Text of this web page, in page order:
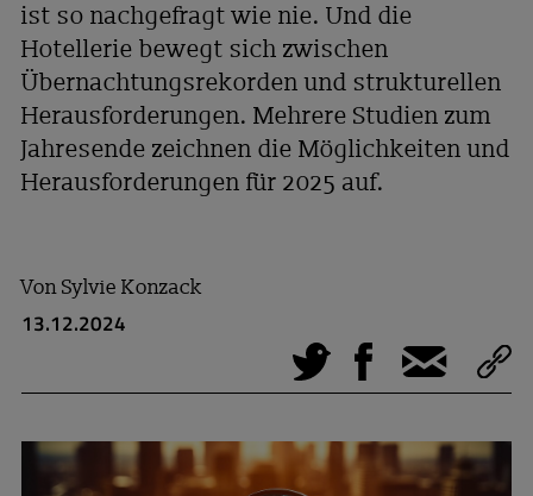
ist so nachgefragt wie nie. Und die
Hotellerie bewegt sich zwischen
Übernachtungsrekorden und strukturellen
Herausforderungen. Mehrere Studien zum
Jahresende zeichnen die Möglichkeiten und
Herausforderungen für 2025 auf.
VonSylvie Konzack
13.12.2024
Tweet Facebook
E-Mail